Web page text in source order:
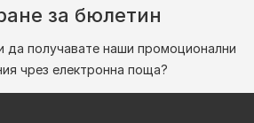
за бюлетин
да получавате наши промоционални
чрез електронна поща?